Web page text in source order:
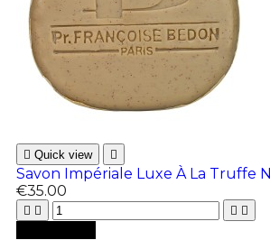
 Quick view 
Savon Impériale Luxe À La Truffe
€35.00
   